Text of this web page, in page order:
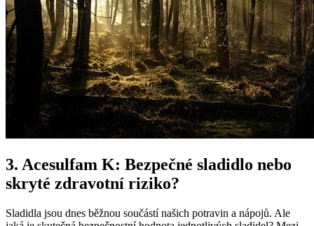
3. Acesulfam K: Bezpečné sladidlo nebo
skryté zdravotní riziko?
Sladidla jsou dnes běžnou součástí našich potravin a nápojů. Ale